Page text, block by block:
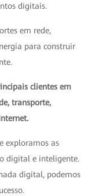
digitais.
em rede,
para construir
clientes em
transporte,
exploramos as
digital e inteligente.
digital, podemos